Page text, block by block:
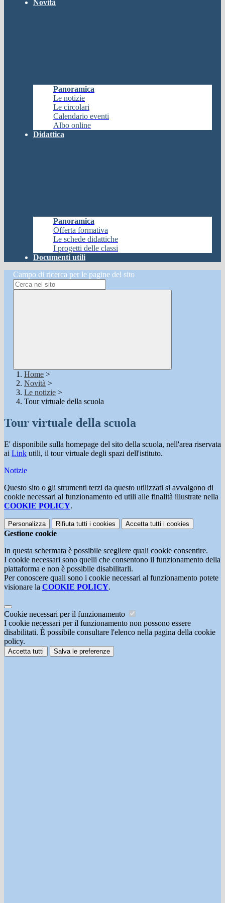
Novità
Panoramica
Le notizie
Le circolari
Calendario eventi
Albo online
Didattica
Panoramica
Offerta formativa
Le schede didattiche
I progetti delle classi
Documenti utili
Campo di ricerca per le pagine del sito
Home >
Novità >
Le notizie >
Tour virtuale della scuola
Tour virtuale della scuola
E' disponibile sulla homepage del sito della scuola, nell'area riservata
ai Link utili, il tour virtuale degli spazi dell'istituto.
Notizie
Questo sito o gli strumenti terzi da questo utilizzati si avvalgono di
cookie necessari al funzionamento ed utili alle finalità illustrate nella
COOKIE POLICY.
Personalizza Rifiuta tutti i cookies Accetta tutti i cookies
Gestione cookie
In questa schermata è possibile scegliere quali cookie consentire.
I cookie necessari sono quelli che consentono il funzionamento della
piattaforma e non è possibile disabilitarli.
Per conoscere quali sono i cookie necessari al funzionamento potete
visionare la COOKIE POLICY.
Cookie necessari per il funzionamento
I cookie necessari per il funzionamento non possono essere
disabilitati. È possibile consultare l'elenco nella pagina della cookie
policy.
Accetta tutti Salva le preferenze